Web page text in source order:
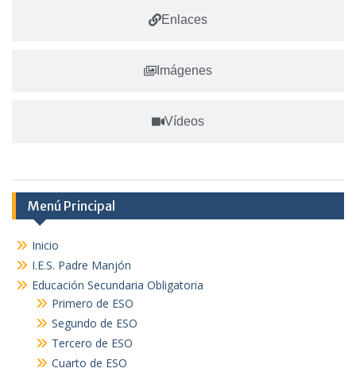
Enlaces
Imágenes
Vídeos
Menú Principal
Inicio
I.E.S. Padre Manjón
Educación Secundaria Obligatoria
Primero de ESO
Segundo de ESO
Tercero de ESO
Cuarto de ESO